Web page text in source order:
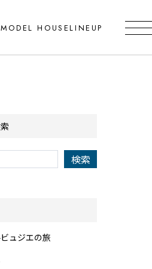
MODEL HOUSELINEUP
ュジエの旅